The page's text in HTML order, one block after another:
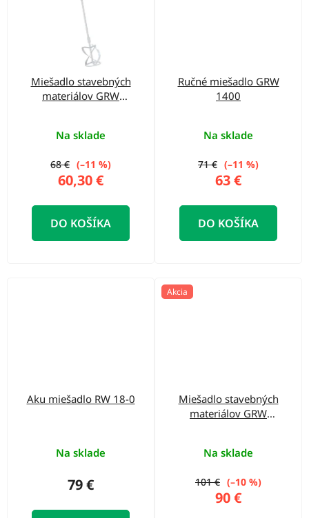
Miešadlo stavebných
materiálov GRW
Na sklade
60,30 €
68 € (–11 %)
DO KOŠÍKA
Ručné miešadlo GRW
1400
Na sklade
63 €
71 € (–11 %)
DO KOŠÍKA
Aku miešadlo RW 18-0
Na sklade
79 €
Akcia
Miešadlo stavebných
materiálov GRW
Na sklade
90 €
101 € (–10 %)